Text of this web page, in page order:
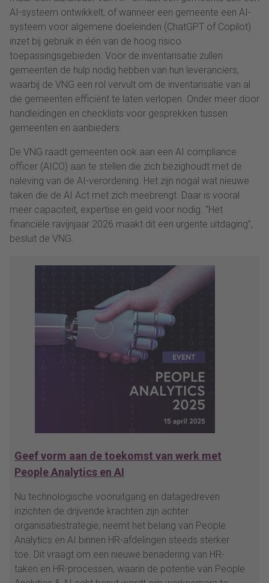
AI-systeem ontwikkelt, of wanneer een gemeente een AI-
systeem voor algemene doeleinden (ChatGPT of Copilot)
inzet bij gebruik in één van de hoog risico
toepassingsgebieden. Voor de inventarisatie zullen
gemeenten de hulp nodig hebben van hun leveranciers,
waarbij de VNG een rol vervult om de inventarisatie van al
die gemeenten efficiënt te laten verlopen. Onder meer door
handleidingen en checklists voor gesprekken tussen
gemeenten en aanbieders.
De VNG raadt gemeenten ook aan een AI compliance
officer (AICO) aan te stellen die zich bezighoudt met de
naleving van de AI-verordening. Het zijn nogal wat nieuwe
taken die de AI Act met zich meebrengt. Daar is vooral
meer capaciteit, expertise en geld voor nodig. “Het
financiële ravijnjaar 2026 maakt dit een urgente uitdaging”,
besluit de VNG.
Geef vorm aan de toekomst van werk met
People Analytics en AI
Nu technologische vooruitgang en datagedreven
inzichten de drijvende krachten zijn achter
organisatiestrategie, neemt het belang van People
Analytics en AI binnen HR-afdelingen steeds sterker
toe. Dit vraagt om een nieuwe benadering van HR-
taken en HR-processen, waarin de potentie van People